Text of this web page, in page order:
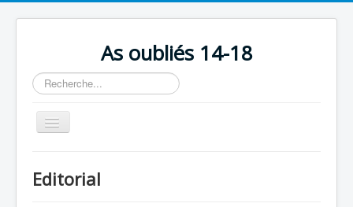
As oubliés 14-18
Rechercher
Basculer
la
Chronologie
Editorial